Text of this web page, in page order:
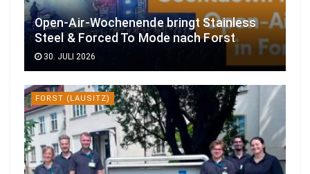
Open-Air-Wochenende bringt Stainless
Steel & Forced To Mode nach Forst
30. JULI 2026
FORST (LAUSITZ)